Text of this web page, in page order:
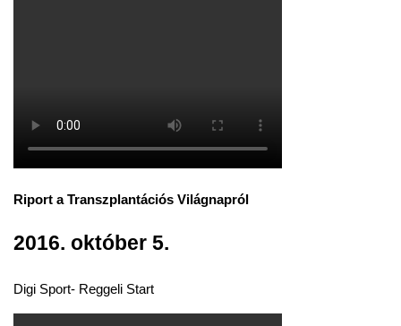
Riport a Transzplantációs Világnapról
2016. október 5.
Digi Sport- Reggeli Start